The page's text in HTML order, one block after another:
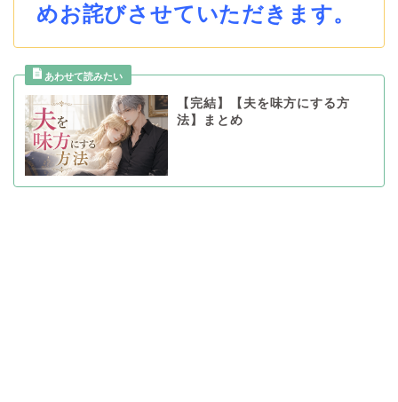
めお詫びさせていただきます。
【完結】【夫を味方にする方
法】まとめ